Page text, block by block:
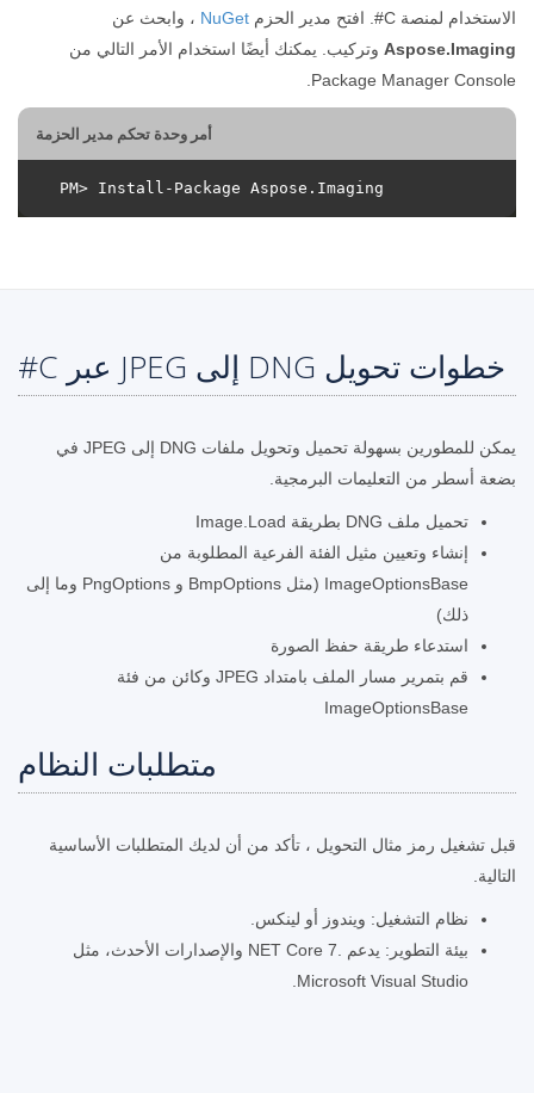
الاستخدام لمنصة C#. افتح مدير الحزم
NuGet ، وابحث عن
Aspose.Imaging وتركيب. يمكنك أيضًا استخدام الأمر التالي من
Package Manager Console.
أمر وحدة تحكم مدير الحزمة
خطوات تحويل DNG إلى JPEG عبر C#
يمكن للمطورين بسهولة تحميل وتحويل ملفات DNG إلى JPEG في
بضعة أسطر من التعليمات البرمجية.
تحميل ملف DNG بطريقة Image.Load
إنشاء وتعيين مثيل الفئة الفرعية المطلوبة من
ImageOptionsBase (مثل BmpOptions و PngOptions وما إلى
ذلك)
استدعاء طريقة حفظ الصورة
قم بتمرير مسار الملف بامتداد JPEG وكائن من فئة
ImageOptionsBase
متطلبات النظام
قبل تشغيل رمز مثال التحويل ، تأكد من أن لديك المتطلبات الأساسية
التالية.
نظام التشغيل: ويندوز أو لينكس.
بيئة التطوير: يدعم .NET Core 7 والإصدارات الأحدث، مثل
Microsoft Visual Studio.